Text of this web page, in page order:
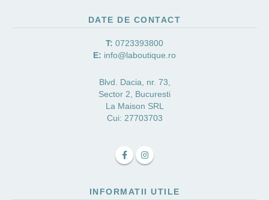
DATE DE CONTACT
T: 0723393800
E: info@laboutique.ro
Blvd. Dacia, nr. 73,
Sector 2, Bucuresti
La Maison SRL
Cui: 27703703
INFORMATII UTILE